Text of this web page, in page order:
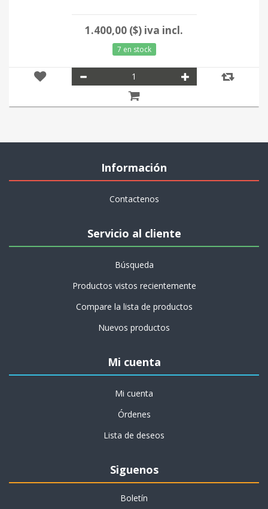
1.400,00 ($) iva incl.
7 en stock
Información
Contactenos
Servicio al cliente
Búsqueda
Productos vistos recientemente
Compare la lista de productos
Nuevos productos
Mi cuenta
Mi cuenta
Órdenes
Lista de deseos
Siguenos
Boletín